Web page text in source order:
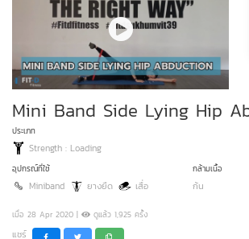
Mini Band Side Lying Hip
ประเภท
Strength : Loading
อุปกรณ์ที่ใช้
Miniband ยางยืด เสื่อ
กล้ามเนื้อ
ก้น
เมื่อ 28 Apr 2020 | ดูแล้ว 1,925 ครั้ง
แชร์